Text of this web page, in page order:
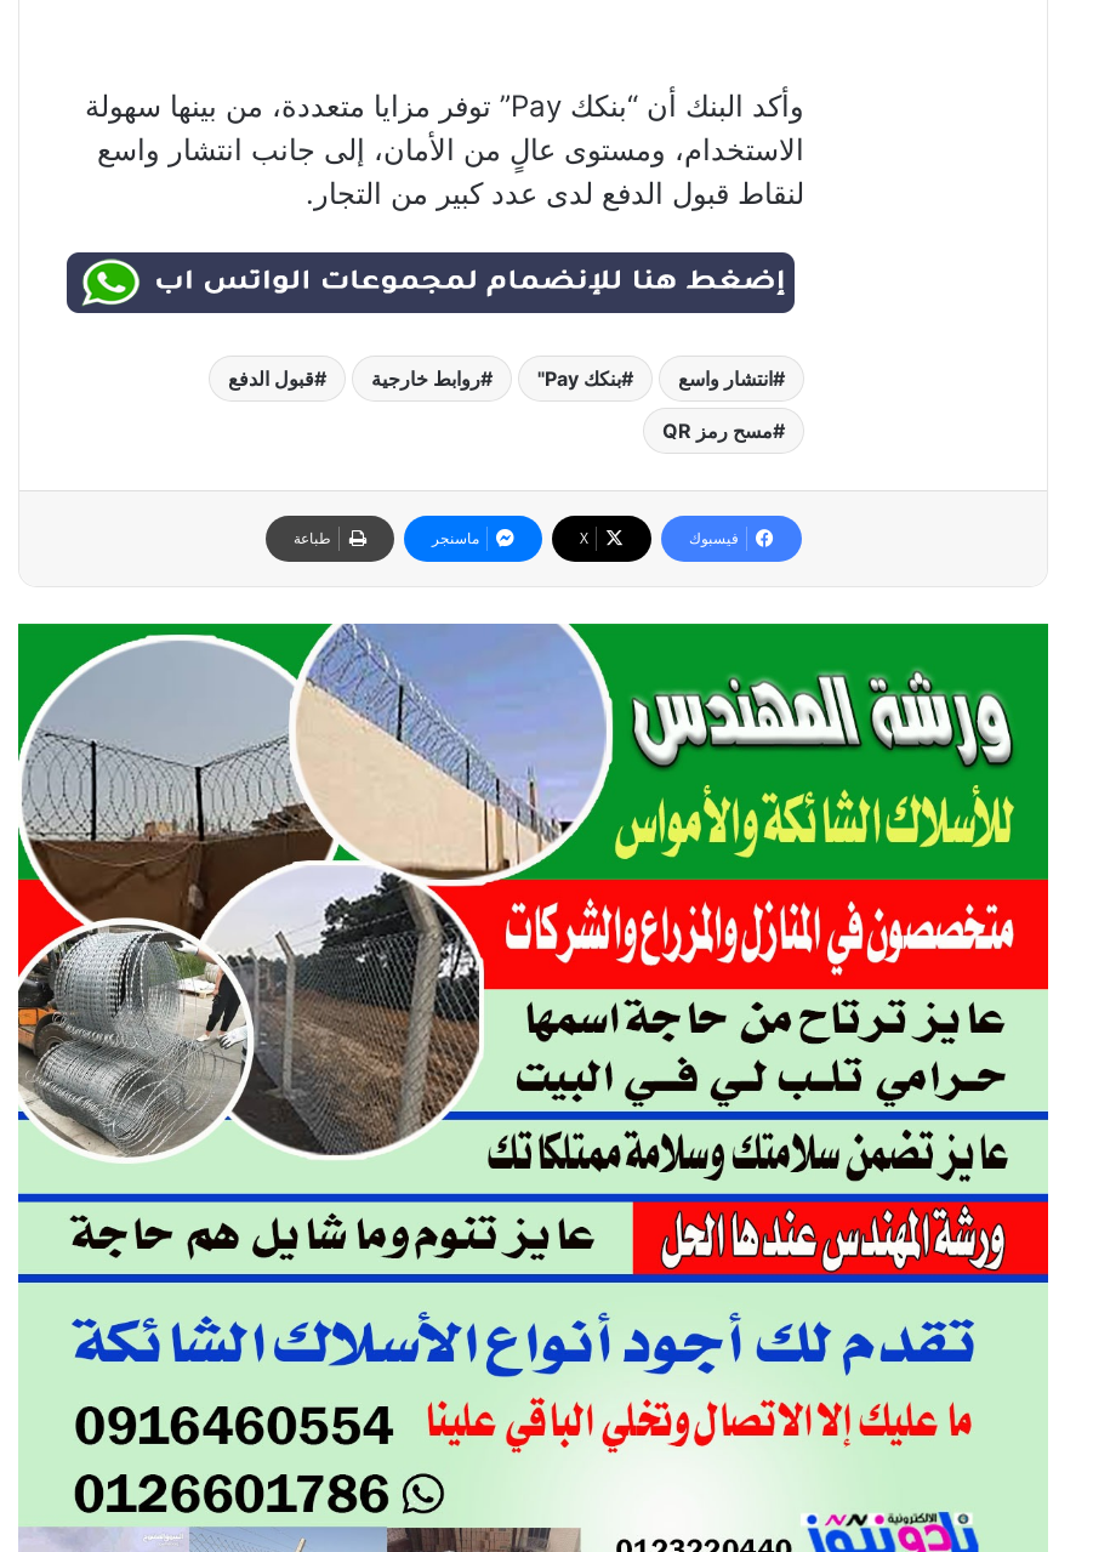
وأكد البنك أن “بنكك Pay” توفر مزايا متعددة، من بينها سهولة
الاستخدام، ومستوى عالٍ من الأمان، إلى جانب انتشار واسع
لنقاط قبول الدفع لدى عدد كبير من التجار.
انتشار واسع بنكك Pay" روابط خارجية قبول الدفع
مسح رمز QR
فيسبوك ‫X ماسنجر طباعة